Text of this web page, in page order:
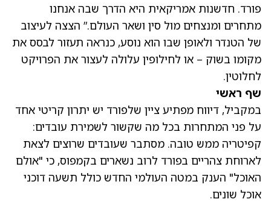
פורד. חדשנות אמריקאית היא הדרך שבה אנחנו
מתחרים ומנצחים מול סין ושאר העולם.” הצצה לעיצוב
של הטנדר ולאופן שבו הוא נוסע, כנראה תעזור לבסס את
מקומו בשוק – או לחילופין עלולה לעצור את הפרויקט
לחלוטין.
שף ראשי
במקביל, דיווח מפתיע ציין שלפורד יש יתרון קריטי אחד
על פני המתחרות בכל מה שקשור לשמירת עובדים:
קפיטריה ממש טובה. מסתבר שעובדים שרוצים לצאת
לארוחת צהריים בפורד לרוב נשארים בקמפוס, כי "אולם
האוכל" הענק במטה העולמי החדש כולל תשעה דוכני
אוכל שונים.